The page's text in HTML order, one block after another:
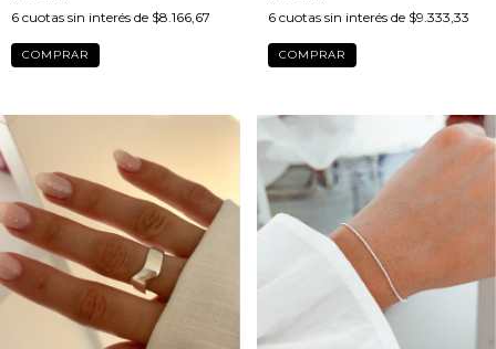
6 cuotas sin interés de $8.166,67
6 cuotas sin interés de $9.333,33
COMPRAR